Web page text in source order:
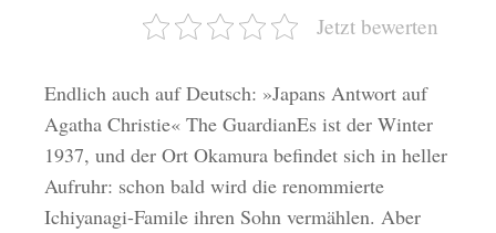
Jetzt bewerten
Endlich auch auf Deutsch: »Japans Antwort auf
Agatha Christie« The GuardianEs ist der Winter
1937, und der Ort Okamura befindet sich in heller
Aufruhr: schon bald wird die renommierte
Ichiyanagi-Famile ihren Sohn vermählen. Aber